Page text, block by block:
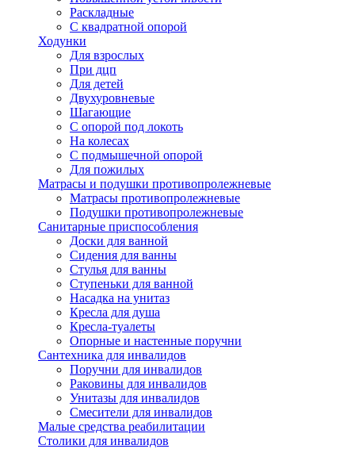
Раскладные
С квадратной опорой
Ходунки
Для взрослых
При дцп
Для детей
Двухуровневые
Шагающие
С опорой под локоть
На колесах
С подмышечной опорой
Для пожилых
Матрасы и подушки противопролежневые
Матрасы противопролежневые
Подушки противопролежневые
Санитарные приспособления
Доски для ванной
Сидения для ванны
Стулья для ванны
Ступеньки для ванной
Насадка на унитаз
Кресла для душа
Кресла-туалеты
Опорные и настенные поручни
Сантехника для инвалидов
Поручни для инвалидов
Раковины для инвалидов
Унитазы для инвалидов
Смесители для инвалидов
Малые средства реабилитации
Столики для инвалидов